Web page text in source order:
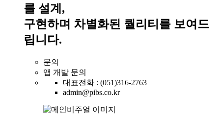
를 설계,
구현하며 차별화된 퀄리티를 보여드
립니다.
문의
앱 개발 문의
대표전화 : (051)316-2763
admin@pibs.co.kr